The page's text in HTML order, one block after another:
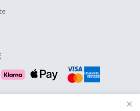
perustettu kansainvälinen
kuukauden takuun!
×